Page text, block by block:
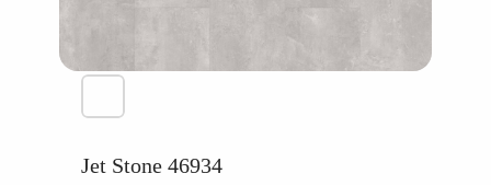
Jet Stone 46934